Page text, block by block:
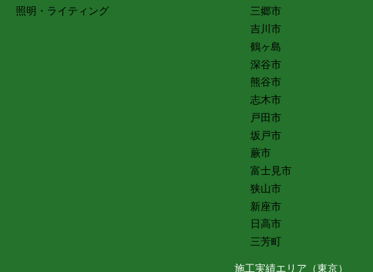
照明・ライティング
三郷市
吉川市
鶴ヶ島
深谷市
熊谷市
志木市
戸田市
坂戸市
蕨市
富士見市
狭山市
新座市
日高市
三芳町
施工実績エリア（東京）